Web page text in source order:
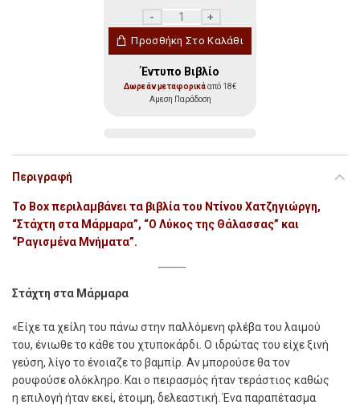
Προσθήκη Στο Καλάθι
Έντυπο Βιβλίο
Δωρεάν μεταφορικάαπό 18€
Αμεση Παράδοση
Περιγραφή
Το Box περιλαμβάνει τα βιβλία του Ντίνου Χατζηγιώργη,
“Στάχτη στα Μάρμαρα”, “Ο Λύκος της Θάλασσας” και
“Ραγισμένα Μνήματα”.
Στάχτη στα Μάρμαρα
«Είχε τα χείλη του πάνω στην παλλόμενη φλέβα του λαιμού
του, ένιωθε το κάθε του χτυποκάρδι. Ο ιδρώτας του είχε ξινή
γεύση, λίγο το ένοιαζε το βαμπίρ. Αν μπορούσε θα τον
ρουφούσε ολόκληρο. Και ο πειρασμός ήταν τεράστιος καθώς
η επιλογή ήταν εκεί, έτοιμη, δελεαστική. Ένα παραπέτασμα